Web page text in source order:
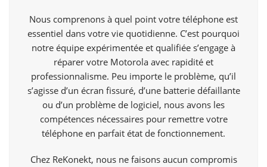
Nous comprenons à quel point votre téléphone est
essentiel dans votre vie quotidienne. C’est pourquoi
notre équipe expérimentée et qualifiée s’engage à
réparer votre Motorola avec rapidité et
professionnalisme. Peu importe le problème, qu’il
s’agisse d’un écran fissuré, d’une batterie défaillante
ou d’un problème de logiciel, nous avons les
compétences nécessaires pour remettre votre
téléphone en parfait état de fonctionnement.
Chez ReKonekt, nous ne faisons aucun compromis